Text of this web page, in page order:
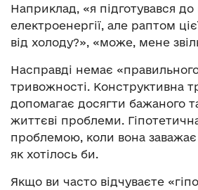
Наприклад, «я підготувався
електроенергії, але раптом
від холоду?», «може, мене
Насправді немає
тривожності. Конструктивна
допомагає досягти бажаного
життєві проблеми.
проблемою, коли вона
як хотілось би.
Якщо ви часто відчуваєте